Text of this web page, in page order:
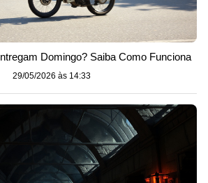
Domingo? Saiba Como Funciona
29/05/2026 às 14:33